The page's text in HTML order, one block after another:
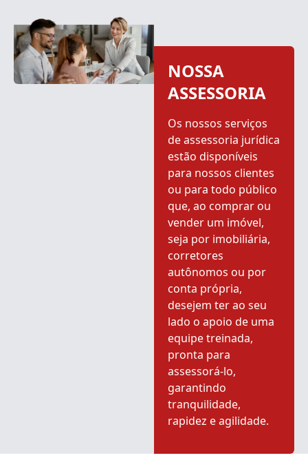
NOSSA
ASSESSORIA
Os nossos serviços
de assessoria jurídica
estão disponíveis
para nossos clientes
ou para todo público
que, ao comprar ou
vender um imóvel,
seja por imobiliária,
corretores
autônomos ou por
conta própria,
desejem ter ao seu
lado o apoio de uma
equipe treinada,
pronta para
assessorá-lo,
garantindo
tranquilidade,
rapidez e agilidade.